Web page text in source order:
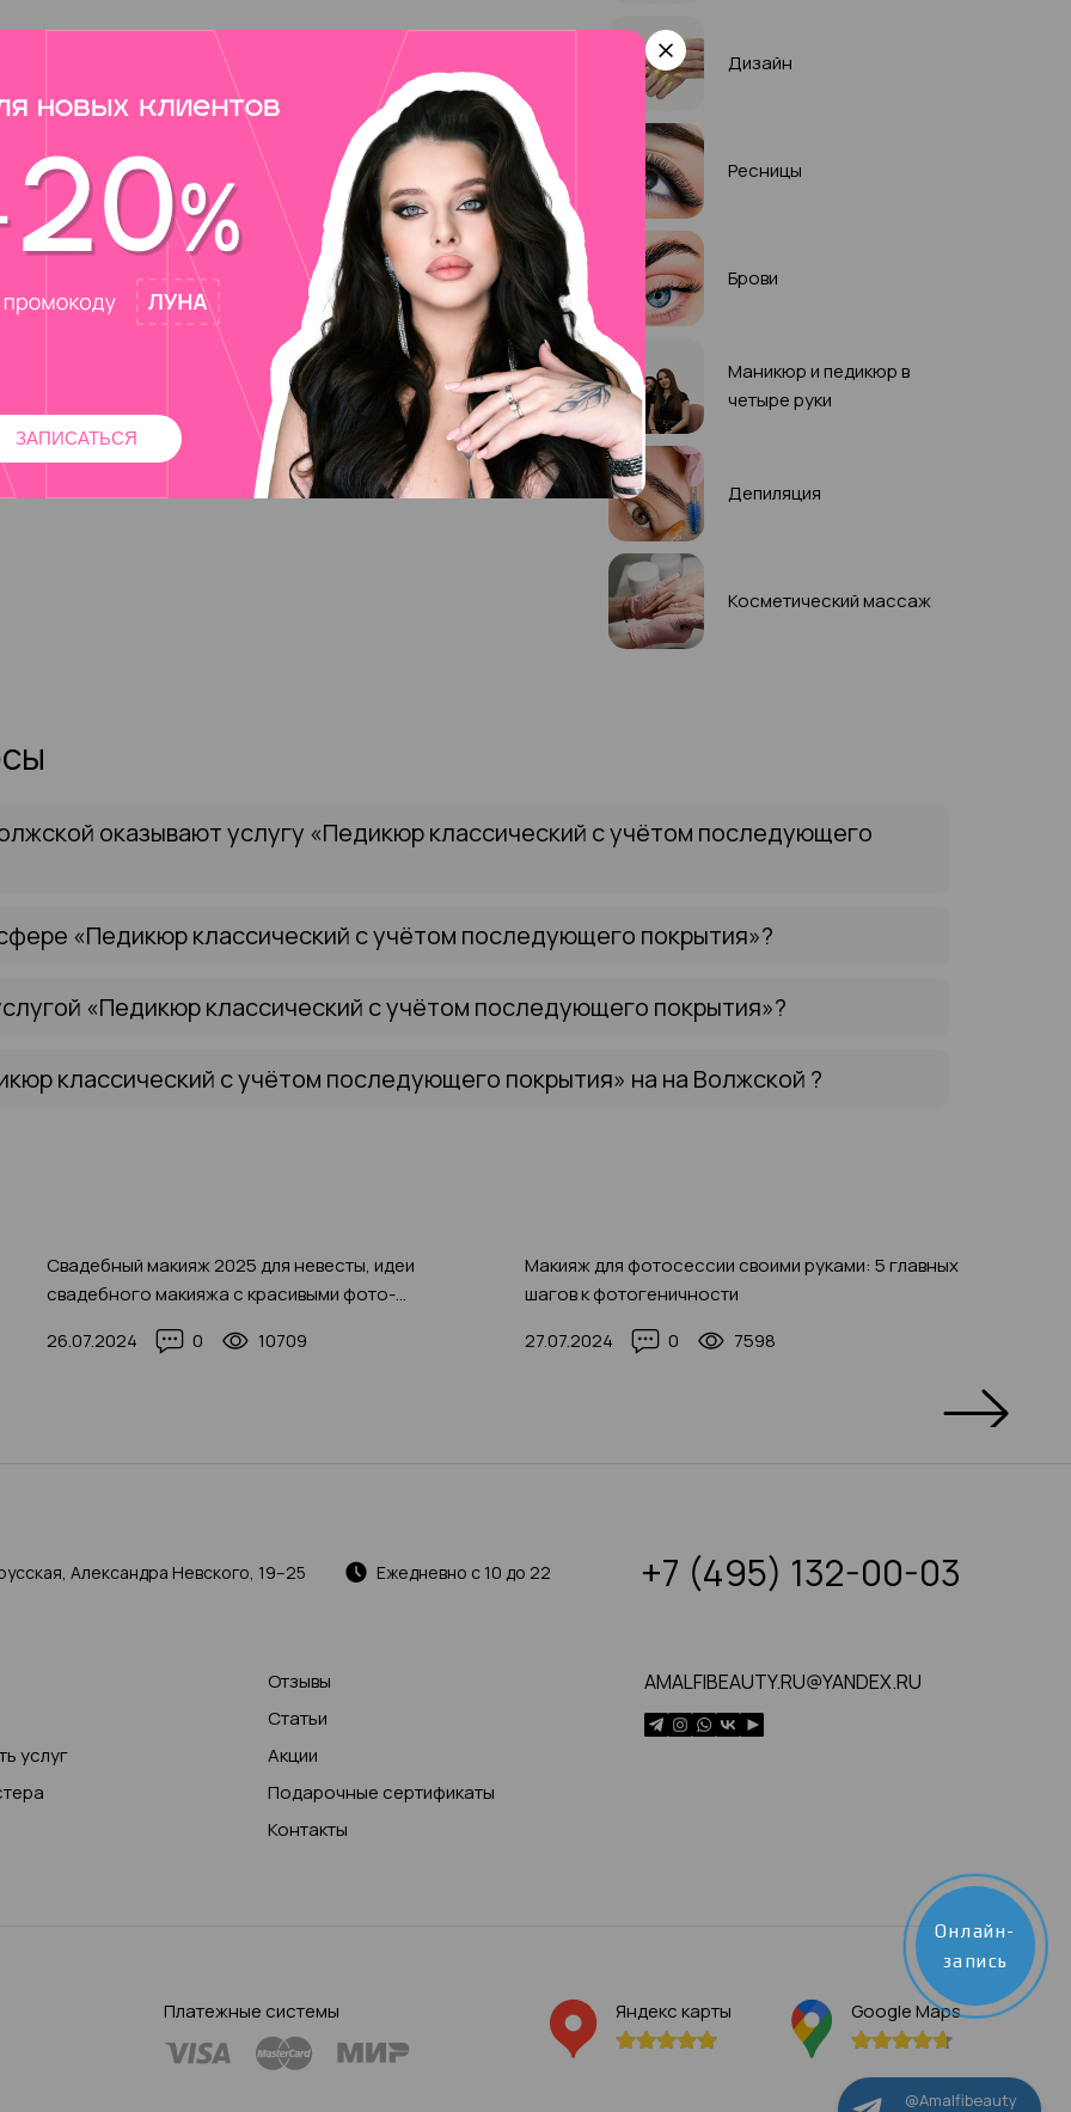
Дизайн
Ресницы
Брови
Маникюр и педикюр в
четыре руки
Депиляция
Косметический массаж
оказывают услугу «Педикюр классический с учётом последующего
«Педикюр классический с учётом последующего покрытия»?
«Педикюр классический с учётом последующего покрытия»?
классический с учётом последующего покрытия» на на Волжской ?
Свадебный макияж 2025 для невесты, идеи
свадебного макияжа с красивыми фото-
26.07.2024 0 10709
Макияж для фотосессии своими руками: 5 главных
шагов к фотогеничности
27.07.2024
0 7598
@Amalfibeauty
Александра Невского, 19–25 Ежедневно с 10 до 22 +7 (495) 132-00-03
услуг
Отзывы
Статьи
Акции
Подарочные сертификаты
Контакты
AMALFIBEAUTY.RU@YANDEX.RU
Платежные системы Яндекс карты Google Maps
Онлайн-
запись
ЗАПИСАТЬСЯ